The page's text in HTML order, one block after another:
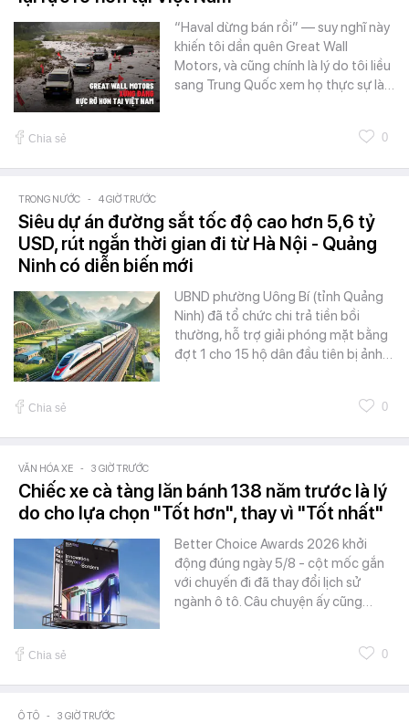
“Haval dừng bán rồi” — suy nghĩ này
khiến tôi dần quên Great Wall
Motors, và cũng chính là lý do tôi liều
sang Trung Quốc xem họ thực sự là…
Chia sẻ 0
TRONG NƯỚC - 4 GIỜ TRƯỚC
Siêu dự án đường sắt tốc độ cao hơn 5,6 tỷ
USD, rút ngắn thời gian đi từ Hà Nội - Quảng
Ninh có diễn biến mới
UBND phường Uông Bí (tỉnh Quảng
Ninh) đã tổ chức chi trả tiền bồi
thường, hỗ trợ giải phóng mặt bằng
đợt 1 cho 15 hộ dân đầu tiên bị ảnh…
Chia sẻ 0
VĂN HÓA XE - 3 GIỜ TRƯỚC
Chiếc xe cà tàng lăn bánh 138 năm trước là lý
do cho lựa chọn "Tốt hơn", thay vì "Tốt nhất"
Better Choice Awards 2026 khởi
động đúng ngày 5/8 - cột mốc gắn
với chuyến đi đã thay đổi lịch sử
ngành ô tô. Câu chuyện ấy cũng…
Chia sẻ 0
Ô TÔ - 3 GIỜ TRƯỚC